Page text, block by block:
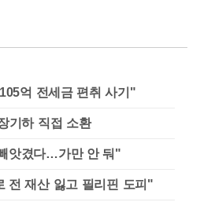
억 전세금 편취 사기"
기하 직접 소환
앗겼다…가만 안 둬"
전 재산 잃고 필리핀 도피"